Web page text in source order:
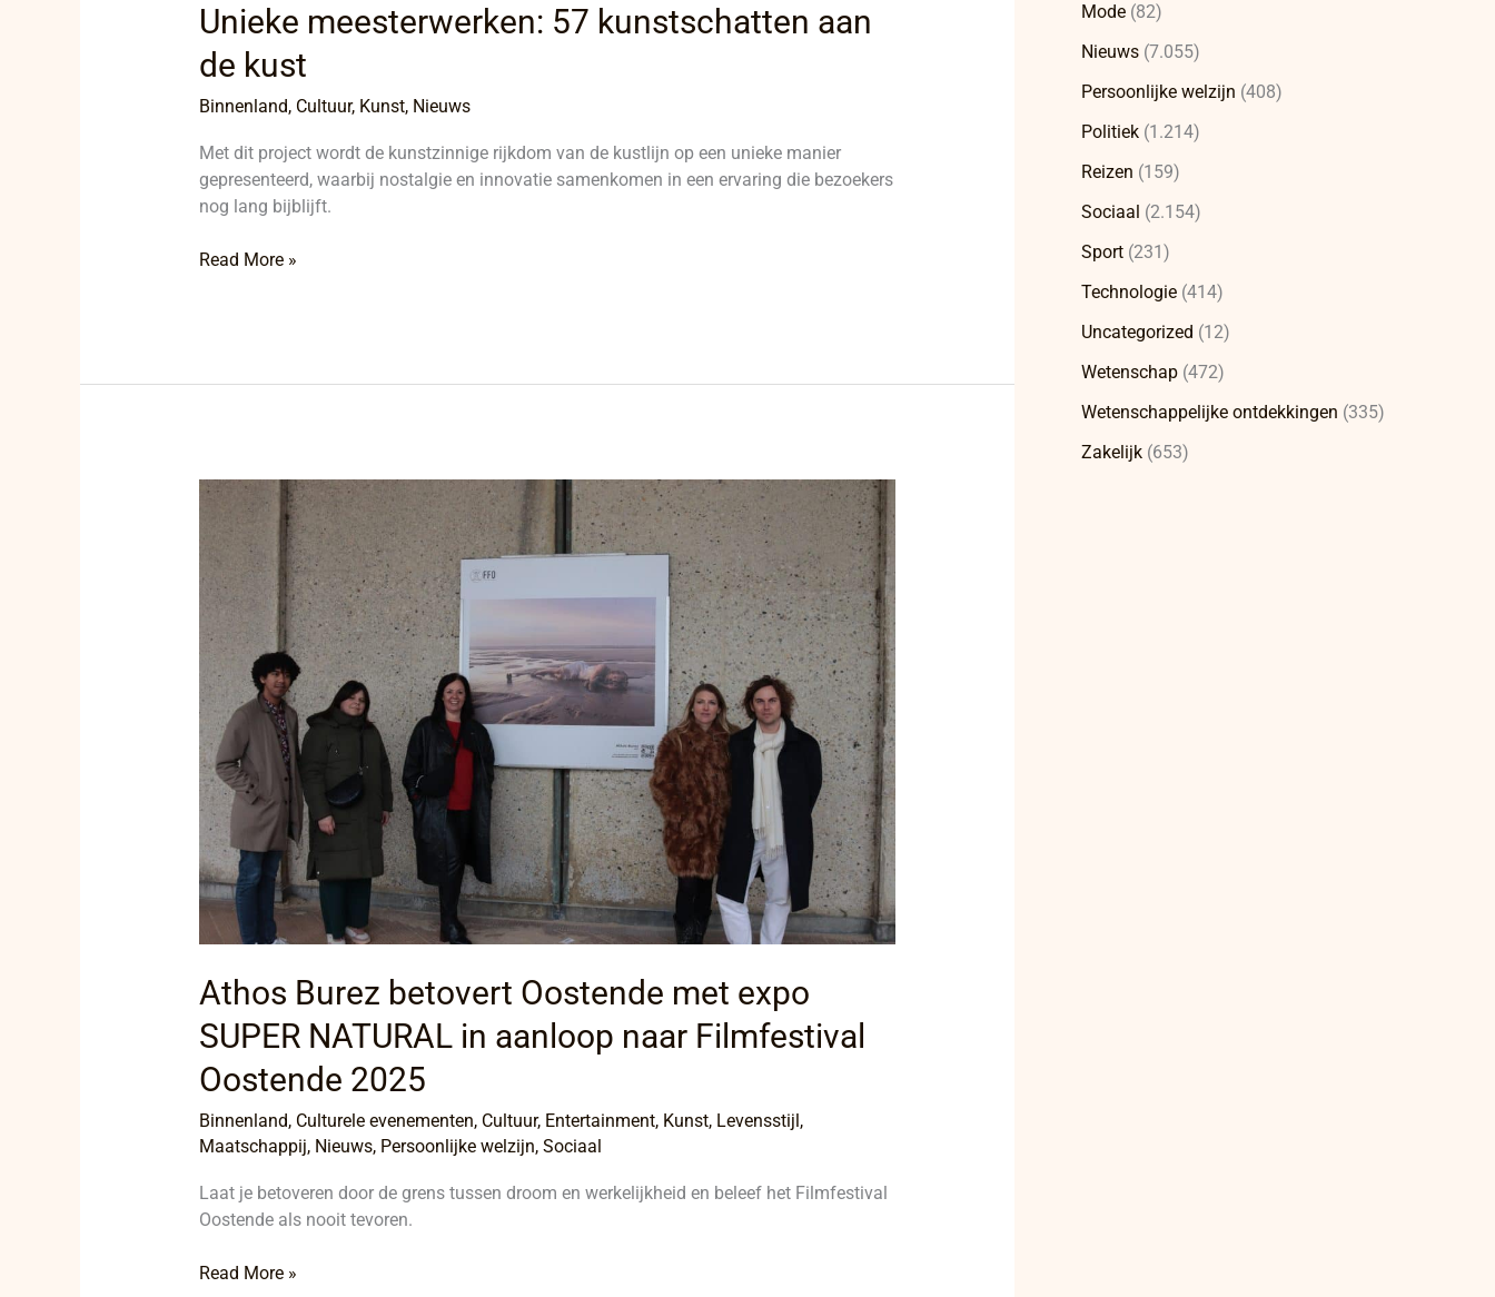
Unieke meesterwerken: 57 kunstschatten aan
de kust
Binnenland, Cultuur, Kunst, Nieuws
Met dit project wordt de kunstzinnige rijkdom van de kustlijn op een unieke manier
gepresenteerd, waarbij nostalgie en innovatie samenkomen in een ervaring die bezoekers
nog lang bijblijft.
Read More »
Athos Burez betovert Oostende met expo
SUPER NATURAL in aanloop naar Filmfestival
Oostende 2025
Binnenland, Culturele evenementen, Cultuur, Entertainment, Kunst, Levensstijl,
Maatschappij, Nieuws, Persoonlijke welzijn, Sociaal
Laat je betoveren door de grens tussen droom en werkelijkheid en beleef het Filmfestival
Oostende als nooit tevoren.
Athos
betovert
Oostende
met
SUPER
NATURAL
in
aanloop
naar
Filmfestival
Oostende
2025
Read More »
Mode (82)
Nieuws (7.055)
Persoonlijke welzijn (408)
Politiek (1.214)
Reizen (159)
Sociaal (2.154)
Sport (231)
Technologie (414)
Uncategorized (12)
Wetenschap (472)
Wetenschappelijke ontdekkingen (335)
Zakelijk (653)